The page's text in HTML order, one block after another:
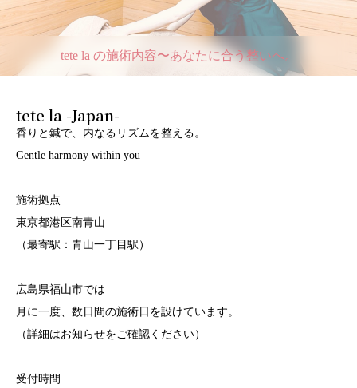
tete la の施術内容〜あなたに合う整いへ。
tete la -Japan-
香りと鍼で、内なるリズムを整える。
Gentle harmony within you
施術拠点
東京都港区南青山
（最寄駅：青山一丁目駅）
広島県福山市では
月に一度、数日間の施術日を設けています。
（詳細はお知らせをご確認ください）
受付時間